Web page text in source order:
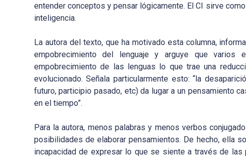
entender conceptos y pensar lógicamente. El CI sirve
inteligencia.
La autora del texto, que ha motivado esta columna,
empobrecimiento del lenguaje y arguye que
empobrecimiento de las lenguas lo que trae una
evolucionado. Señala particularmente esto: “la
futuro, participio pasado, etc) da lugar a un pensamiento
en el tiempo”.
Para la autora, menos palabras y menos verbos
posibilidades de elaborar pensamientos. De hecho, ella
incapacidad de expresar lo que se siente a través de